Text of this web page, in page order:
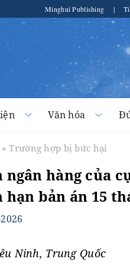
Minghui Publishing |
Văn hóa
»Trường hợp bị bức hại
hàng của
bản án 15
Ninh, Trung Quốc